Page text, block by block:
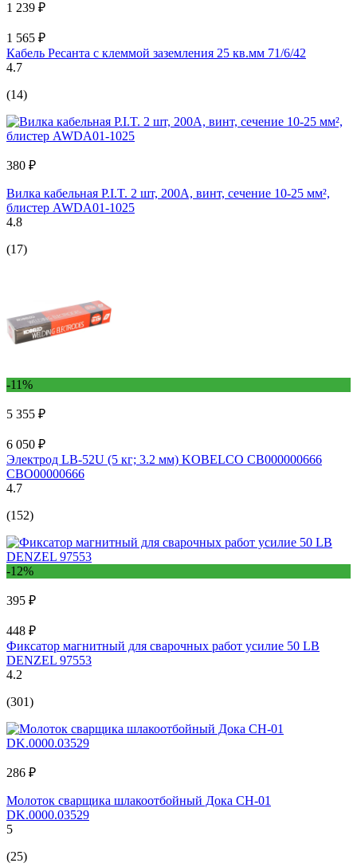
1 239 ₽
1 565 ₽
Кабель Ресанта с клеммой заземления 25 кв.мм 71/6/42
4.7
(14)
380 ₽
Вилка кабельная P.I.T. 2 шт, 200A, винт, сечение 10-25 мм²,
блистер AWDA01-1025
4.8
(17)
-11%
5 355 ₽
6 050 ₽
Электрод LB-52U (5 кг; 3.2 мм) KOBELCO СВ000000666
СВО00000666
4.7
(152)
-12%
395 ₽
448 ₽
Фиксатор магнитный для сварочных работ усилие 50 LB
DENZEL 97553
4.2
(301)
286 ₽
Молоток сварщика шлакоотбойный Дока СН-01
DK.0000.03529
5
(25)